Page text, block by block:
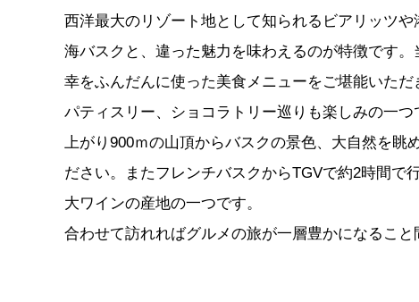
西洋最大のリゾート地として知られるビアリッツ
海バスクと、違った魅力を味わえるのが特徴です
幸をふんだんに使った美食メニューをご堪能いた
パティスリー、ショコラトリー巡りも楽しみの一
上がり900ｍの山頂からバスクの景色、大自然を眺
ださい。またフレンチバスクからTGVで約2時間で
大ワインの産地の一つです。
合わせて訪れればグルメの旅が一層豊かになること